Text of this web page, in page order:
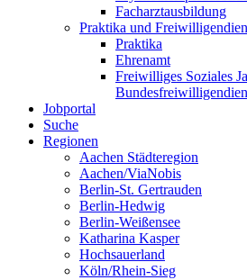
Facharztausbildung
Praktika und
Praktika
Ehrenamt
Freiwilliges Soziales
Jobportal
Suche
Regionen
Aachen Städteregion
Aachen/ViaNobis
Berlin-St. Gertrauden
Berlin-Hedwig
Berlin-Weißensee
Katharina Kasper
Hochsauerland
Köln/Rhein-Sieg